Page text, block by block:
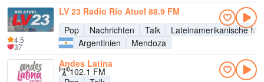
LV 23 Radio Río Atuel 88.9 FM
Pop
Nachrichten Talk
Lateinamerikanische
Argentinien
Mendoza
4.5
37
Andes Latina
102.1 FM